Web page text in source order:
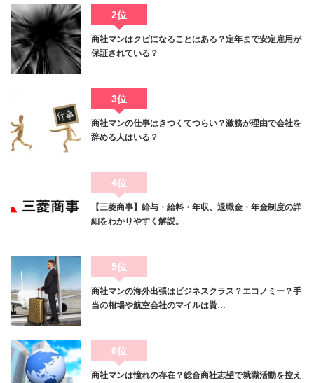
2位
商社マンはクビになることはある？定年まで安定雇用が
保証されている？
3位
商社マンの仕事はきつくてつらい？激務が理由で会社を
辞める人はいる？
4位
【三菱商事】給与・給料・年収、退職金・年金制度の詳
細をわかりやすく解説。
5位
商社マンの海外出張はビジネスクラス？エコノミー？手
当の相場や航空会社のマイルは貰…
6位
商社マンは憧れの存在？総合商社志望で就職活動を控え